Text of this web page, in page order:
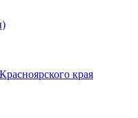
края